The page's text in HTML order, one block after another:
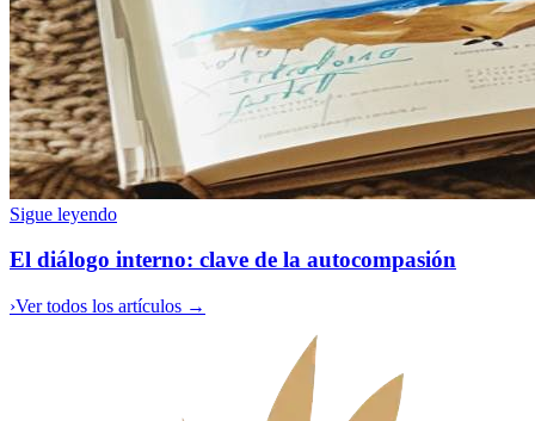
Sigue leyendo
El diálogo interno: clave de la autocompasión
›Ver todos los artículos →